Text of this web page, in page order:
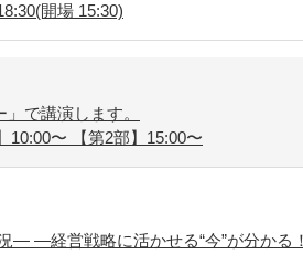
開場 15:30)
で講演します。
10:00〜 【第2部】15:00〜
― ―経営戦略に活かせる“今”が分かる